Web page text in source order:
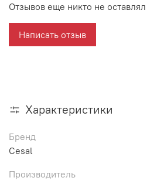
Отзывов еще никто не оставлял
Написать отзыв
Характеристики
Бренд
Cesal
Производитель